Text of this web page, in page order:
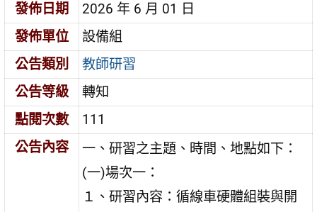
發佈日期
2026 年 6 月 01 日
發佈單位
設備組
公告類別
教師研習
公告等級
轉知
點閱次數
111
公告內容
一、研習之主題、時間、地點如下：
(一)場次一：
１、研習內容：循線車硬體組裝與開